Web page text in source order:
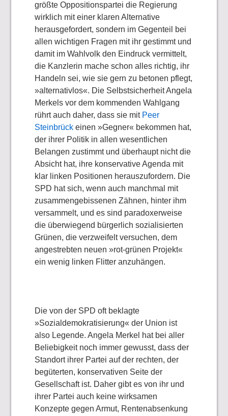
größte Oppositionspartei die Regierung
wirklich mit einer klaren Alternative
herausgefordert, sondern im Gegenteil bei
allen wichtigen Fragen mit ihr gestimmt und
damit im Wahlvolk den Eindruck vermittelt,
die Kanzlerin mache schon alles richtig, ihr
Handeln sei, wie sie gern zu betonen pflegt,
»alternativlos«. Die Selbstsicherheit Angela
Merkels vor dem kommenden Wahlgang
rührt auch daher, dass sie mit Peer
Steinbrück einen »Gegner« bekommen hat,
der ihrer Politik in allen wesentlichen
Belangen zustimmt und überhaupt nicht die
Absicht hat, ihre konservative Agenda mit
klar linken Positionen herauszufordern. Die
SPD hat sich, wenn auch manchmal mit
zusammengebissenen Zähnen, hinter ihm
versammelt, und es sind paradoxerweise
die überwiegend bürgerlich sozialisierten
Grünen, die verzweifelt versuchen, dem
angestrebten neuen »rot-grünen Projekt«
ein wenig linken Flitter anzuhängen.
Die von der SPD oft beklagte
»Sozialdemokratisierung« der Union ist
also Legende. Angela Merkel hat bei aller
Beliebigkeit noch immer gewusst, dass der
Standort ihrer Partei auf der rechten, der
begüterten, konservativen Seite der
Gesellschaft ist. Daher gibt es von ihr und
ihrer Partei auch keine wirksamen
Konzepte gegen Armut, Rentenabsenkung